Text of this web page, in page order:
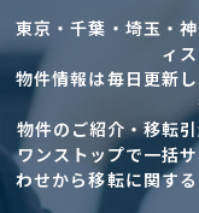
東京・千葉・埼玉・
ィ
物件情報は毎日更新
物件のご紹介・移転
ワンストップで一括
わせから移転に関す